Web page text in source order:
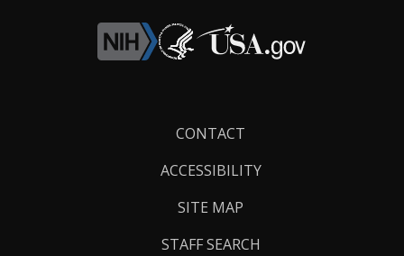
CONTACT
ACCESSIBILITY
SITE MAP
STAFF SEARCH